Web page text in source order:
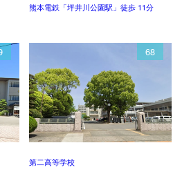
熊本電鉄「坪井川公園駅」徒歩 11分
68
第二高等学校